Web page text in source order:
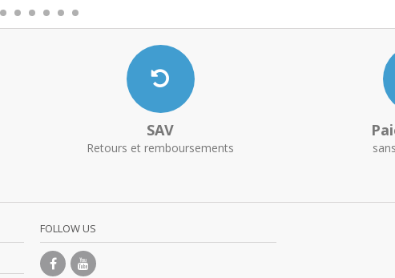
SAV
Retours et remboursements
FOLLOW US